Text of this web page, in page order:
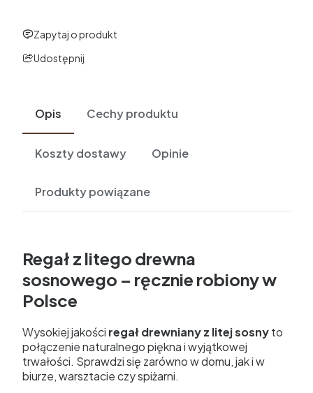
Zapytaj o produkt
Udostępnij
Opis Cechy produktu
Koszty dostawy Opinie
Produkty powiązane
Regał z litego drewna
sosnowego – ręcznie robiony w
Polsce
Wysokiej jakości regał drewniany z litej sosnyto
połączenie naturalnego piękna i wyjątkowej
trwałości. Sprawdzi się zarówno w domu, jak i w
biurze, warsztacie czy spiżarni.